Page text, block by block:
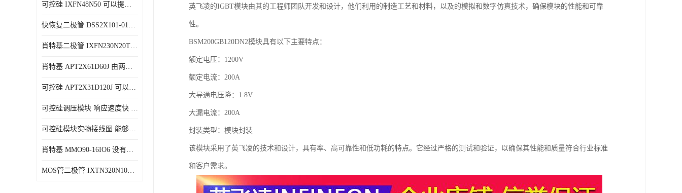
可控硅 IXFN48N50 可以提供稳定的电压输出
快恢复二极管 DSS2X101-015A 具有较高的可靠性
肖特基二极管 IXFN230N20T 可以提供稳定的电压输出
肖特基 APT2X61D60J 由两个半导体材料组成
可控硅 APT2X31D120J 可以提供稳定的电压输出
可控硅调压模块 响应速度快 可控性强
可控硅模块实物接线图 能够减少能量损耗 响应速度快
肖特基 MMO90-16IO6 没有机械移动部件
MOS管二极管 IXTN320N10T 由两个半导体材料组成
英飞凌的IGBT模块由其的工程师团队开发和设计，他们利用的制造工艺和材料，以及的模拟和数字仿真技术，确保模块的性能和可靠
性。
BSM200GB120DN2模块具有以下主要特点：
额定电压：1200V
额定电流：200A
大导通电压降：1.8V
大漏电流：200A
封装类型：模块封装
该模块采用了英飞凌的技术和设计，具有率、高可靠性和低功耗的特点。它经过严格的测试和验证，以确保其性能和质量符合行业标准
和客户需求。